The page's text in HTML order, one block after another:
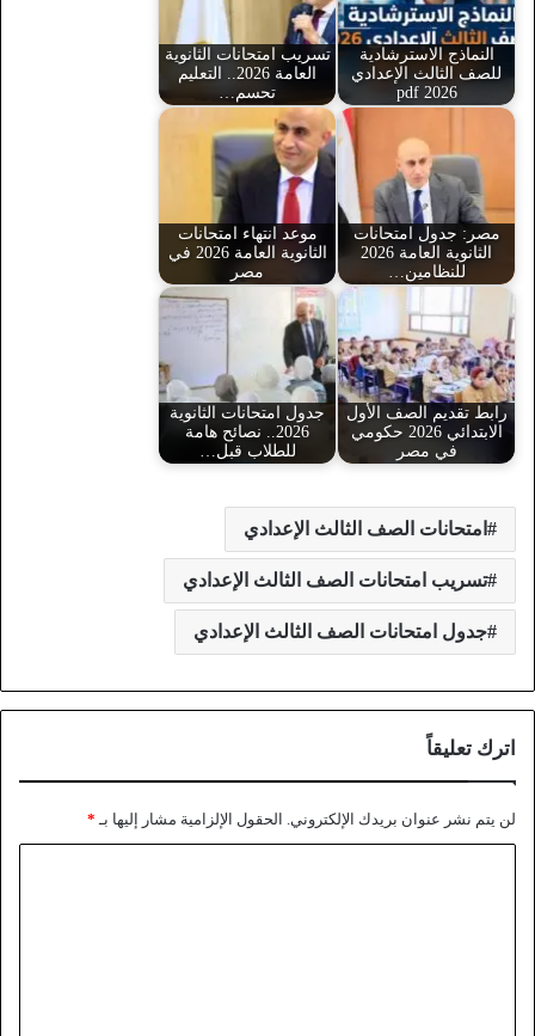
النماذج الاسترشادية
للصف الثالث الإعدادي
2026 pdf
تسريب امتحانات الثانوية
العامة 2026.. التعليم
تحسم…
مصر: جدول امتحانات
الثانوية العامة 2026
للنظامين…
موعد انتهاء امتحانات
الثانوية العامة 2026 في
مصر
رابط تقديم الصف الأول
الابتدائي 2026 حكومي
في مصر
جدول امتحانات الثانوية
2026.. نصائح هامة
للطلاب قبل…
امتحانات الصف الثالث الإعدادي
تسريب امتحانات الصف الثالث الإعدادي
جدول امتحانات الصف الثالث الإعدادي
اترك تعليقاً
لن يتم نشر عنوان بريدك الإلكتروني. الحقول الإلزامية مشار إليها بـ *